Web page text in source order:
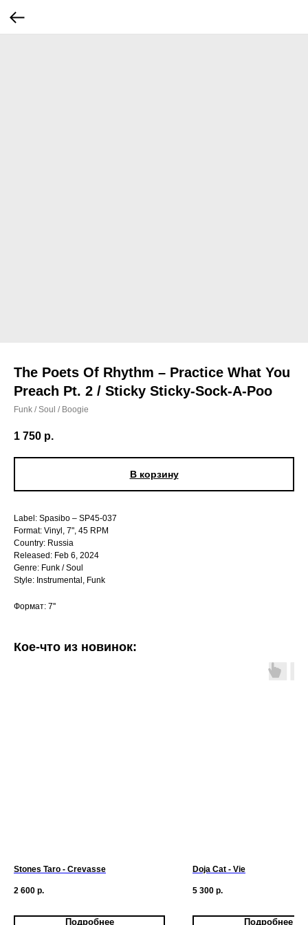
The Poets Of Rhythm – Practice What You
Preach Pt. 2 / Sticky Sticky-Sock-A-Poo
Funk / Soul / Boogie
1 750 р.
В корзину
Label: Spasibo – SP45-037
Format: Vinyl, 7", 45 RPM
Country: Russia
Released: Feb 6, 2024
Genre: Funk / Soul
Style: Instrumental, Funk
Формат: 7''
Кое-что из новинок:
Stones Taro - Crevasse
2 600 р.
Подробнее
Doja Cat - Vie
5 300 р.
Подробнее